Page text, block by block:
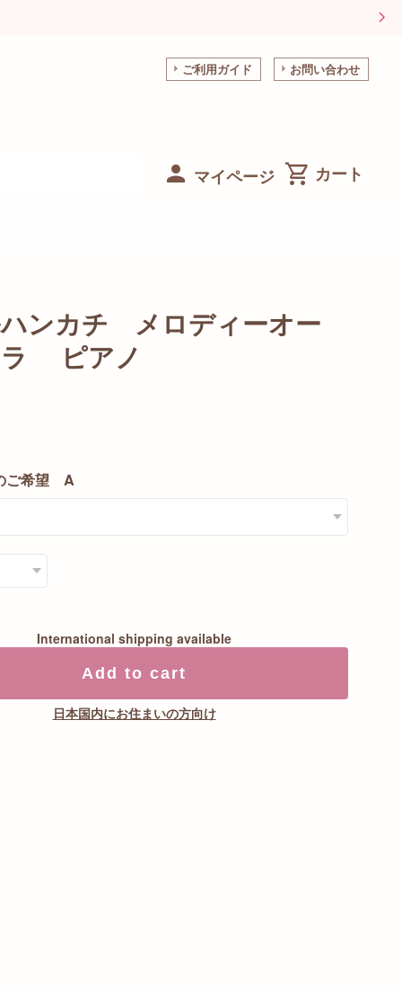
ご利用ガイド お問い合わせ
マイページ
ンカチ メロディーオー
ラ ピアノ
ご希望 A
International shipping available
Add to cart
日本国内にお住まいの方向け